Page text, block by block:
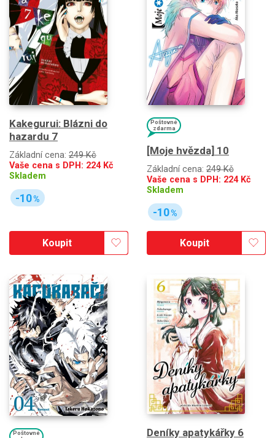
Kakegurui: Blázni do
hazardu 7
Základní cena: 249 Kč
Vaše cena s DPH: 224Kč
Skladem
-10%
Koupit
Poštovné
zdarma
[Moje hvězda] 10
Základní cena: 249 Kč
Vaše cena s DPH: 224Kč
Skladem
-10%
Koupit
Poštovné
Deníky apatykářky 6